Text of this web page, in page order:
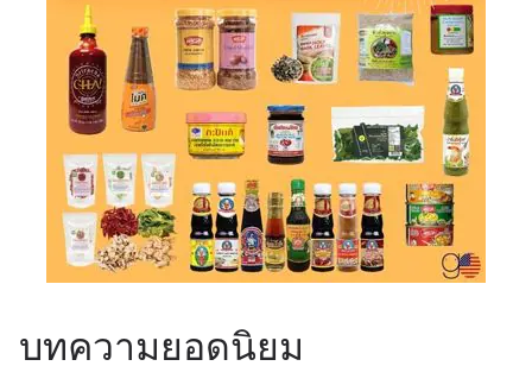
บทความยอดนิยม